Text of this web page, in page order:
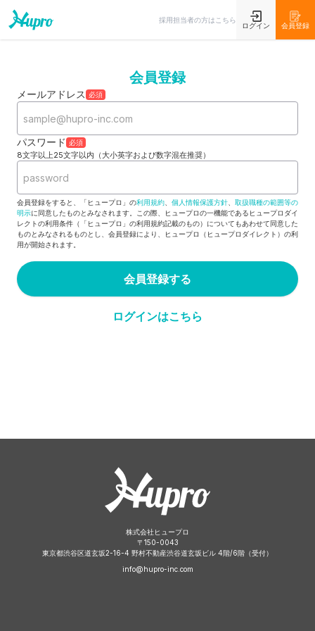
採用担当者の方はこちら
ログイン 会員登録
会員登録
メールアドレス 必須
パスワード 必須
8文字以上25文字以内（大小英字および数字混在推奨）
会員登録をすると、「ヒュープロ」の利用規約 個人情報保護方針
取扱職種の範囲等の
明示に同意したものとみなされます。この際、ヒュープロの一機能であるヒュープロダイ
レクトの利用条件（「ヒュープロ」の利用規約記載のもの）についてもあわせて同意した
ものとみなされるものとし、会員登録により、ヒュープロ（ヒュープロダイレクト）の利
用が開始されます。
会員登録する
ログインはこちら
株式会社ヒュープロ
〒 150-0043
東京都渋谷区道玄坂2-16-4 野村不動産渋谷道玄坂ビル 4階/6階（受付）
info@hupro-inc.com